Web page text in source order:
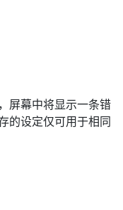
屏幕中将显示一条错
的设定仅可用于相同